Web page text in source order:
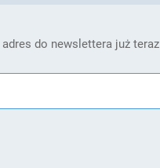
do newslettera już teraz